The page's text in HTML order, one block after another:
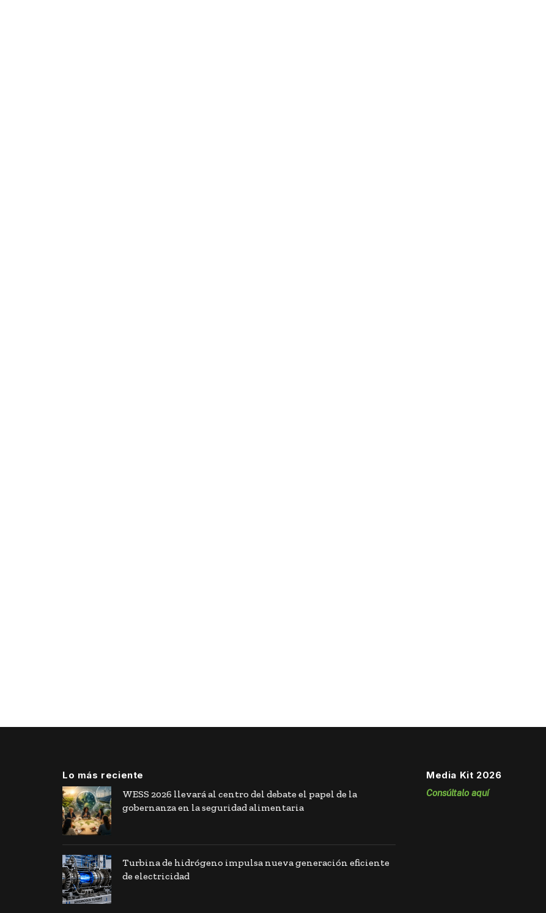
Lo más reciente
WESS 2026 llevará al centro del debate el papel de la
gobernanza en la seguridad alimentaria
Turbina de hidrógeno impulsa nueva generación eficiente
de electricidad
Media Kit 2026
Consúltalo aquí